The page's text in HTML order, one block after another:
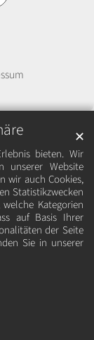
bieten. Wir
unserer Website
wir auch Cookies,
Statistikzwecken
Kategorien
auf Basis Ihrer
der Seite
Sie in unserer
✕